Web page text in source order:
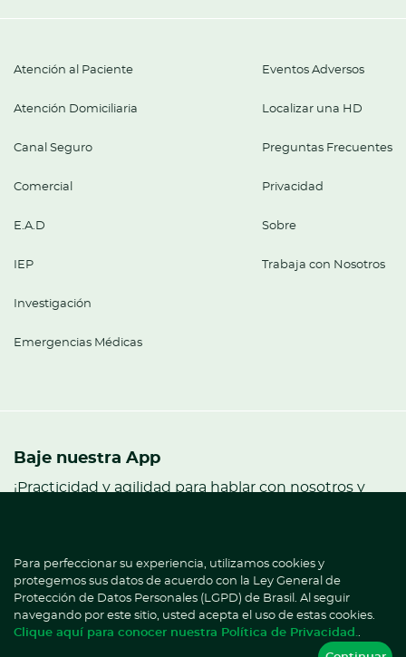
Atención al Paciente
Atención Domiciliaria
Canal Seguro
Comercial
E.A.D
IEP
Investigación
Emergencias Médicas
Eventos Adversos
Localizar una HD
Preguntas Frecuentes
Privacidad
Sobre
Trabaja con Nosotros
Baje nuestra App
¡Practicidad y agilidad para hablar con nosotros y
¿Ya es paciente HD?
Hable con Ana.
Para perfeccionar su experiencia, utilizamos cookies y
protegemos sus datos de acuerdo con la Ley General de
Protección de Datos Personales (LGPD) de Brasil. Al seguir
navegando por este sitio, usted acepta el uso de estas cookies.
Clique aquí para conocer nuestra Política de Privacidad..